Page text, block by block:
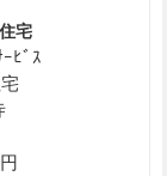
宅
ﾋﾞｽ